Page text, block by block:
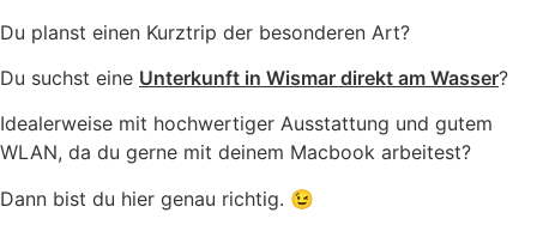
Du planst einen Kurztrip der besonderen Art?
Du suchst eine Unterkunft in Wismar direkt am Wasser?
Idealerweise mit hochwertiger Ausstattung und gutem
WLAN, da du gerne mit deinem Macbook arbeitest?
Dann bist du hier genau richtig. 😉